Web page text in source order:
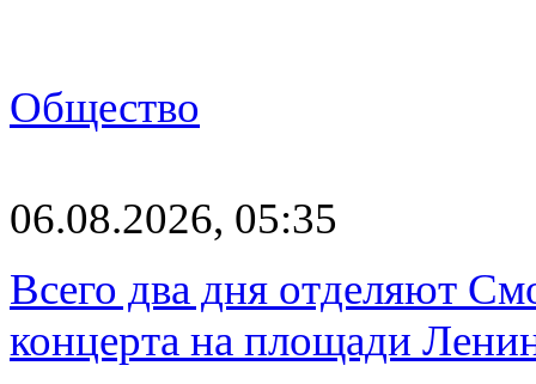
Общество
06.08.2026, 05:35
Всего два дня отделяют
концерта на площади